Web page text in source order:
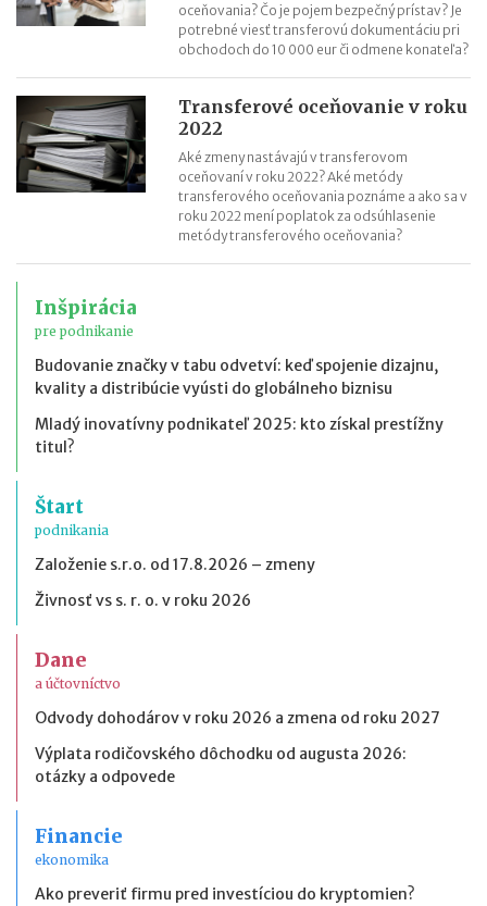
oceňovania? Čo je pojem bezpečný prístav? Je
potrebné viesť transferovú dokumentáciu pri
obchodoch do 10 000 eur či odmene konateľa?
Transferové oceňovanie v roku
2022
Aké zmeny nastávajú v transferovom
oceňovaní v roku 2022? Aké metódy
transferového oceňovania poznáme a ako sa v
roku 2022 mení poplatok za odsúhlasenie
metódy transferového oceňovania?
Inšpirácia
pre podnikanie
Budovanie značky v tabu odvetví: keď spojenie dizajnu,
kvality a distribúcie vyústi do globálneho biznisu
Mladý inovatívny podnikateľ 2025: kto získal prestížny
titul?
Štart
podnikania
Založenie s.r.o. od 17.8.2026 – zmeny
Živnosť vs s. r. o. v roku 2026
Dane
a účtovníctvo
Odvody dohodárov v roku 2026 a zmena od roku 2027
Výplata rodičovského dôchodku od augusta 2026:
otázky a odpovede
Financie
ekonomika
Ako preveriť firmu pred investíciou do kryptomien?